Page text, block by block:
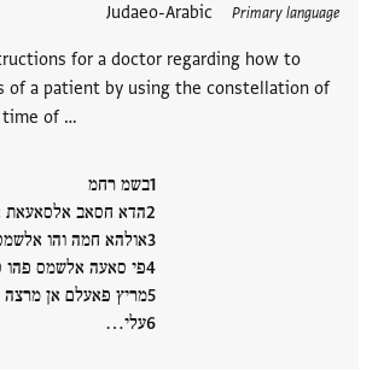
Primary language
Judaeo-Arabic
for a doctor regarding how to
of a patient by using the constellation of
of …
בשמ רחמ
הדא חסאב אלסאעאת
אולהא חמה והו
פי סאעה אלשמס פהו
מריץ פאעלם אן מרצה
עלי‮…
תגים